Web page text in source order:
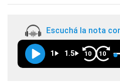
Escuchá la nota
1 1.5 10 10